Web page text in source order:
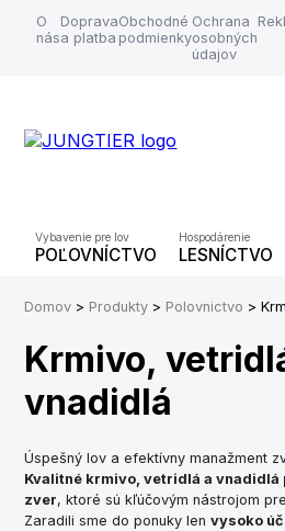
O
nás
Doprava
a platba
Obchodné
podmienky
Ochrana
osobných
údajov
Vybavenie pre lov
POĽOVNÍCTVO
Hospodárenie
LESNÍCTVO
Domov > Produkty > Polovnictvo >
Krmivo,
vnadidlá
Úspešný lov a efektívny manažment
Kvalitné krmivo, vetridlá a vnadidlá
zver, ktoré sú kľúčovým nástrojom
Zaradili sme do ponuky lenvysoko